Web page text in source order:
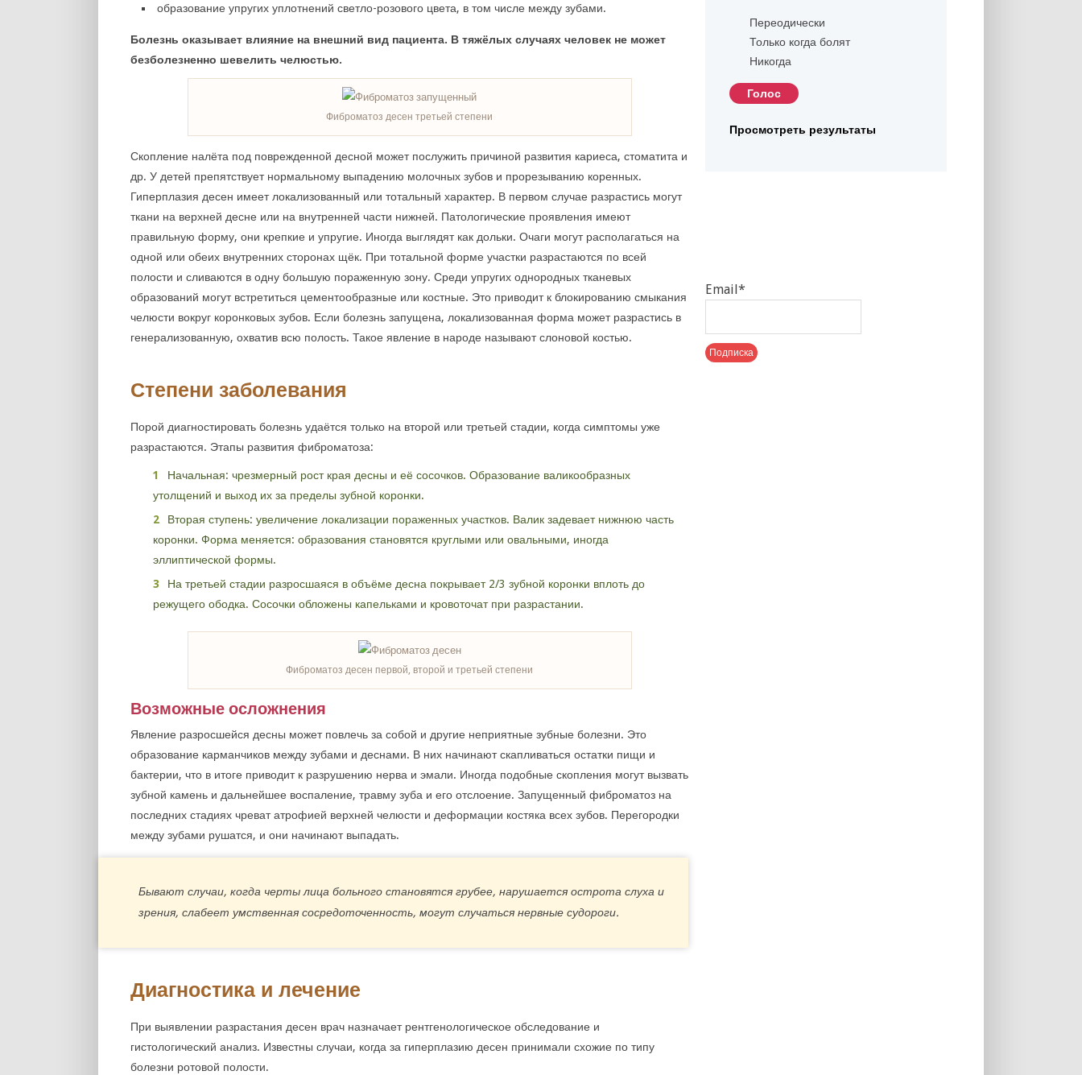
образование упругих уплотнений светло-розового цвета, в том числе между зубами.
Болезнь оказывает влияние на внешний вид пациента. В тяжёлых случаях человек не может
безболезненно шевелить челюстью.
Фиброматоз десен третьей степени
Скопление налёта под поврежденной десной может послужить причиной развития кариеса, стоматита и
др. У детей препятствует нормальному выпадению молочных зубов и прорезыванию коренных.
Гиперплазия десен имеет локализованный или тотальный характер. В первом случае разрастись могут
ткани на верхней десне или на внутренней части нижней. Патологические проявления имеют
правильную форму, они крепкие и упругие. Иногда выглядят как дольки. Очаги могут располагаться на
одной или обеих внутренних сторонах щёк. При тотальной форме участки разрастаются по всей
полости и сливаются в одну большую пораженную зону. Среди упругих однородных тканевых
образований могут встретиться цементообразные или костные. Это приводит к блокированию смыкания
челюсти вокруг коронковых зубов. Если болезнь запущена, локализованная форма может разрастись в
генерализованную, охватив всю полость. Такое явление в народе называют слоновой костью.
Степени заболевания
Порой диагностировать болезнь удаётся только на второй или третьей стадии, когда симптомы уже
разрастаются. Этапы развития фиброматоза:
Начальная: чрезмерный рост края десны и её сосочков. Образование валикообразных
утолщений и выход их за пределы зубной коронки.
Вторая ступень: увеличение локализации пораженных участков. Валик задевает нижнюю часть
коронки. Форма меняется: образования становятся круглыми или овальными, иногда
эллиптической формы.
На третьей стадии разросшаяся в объёме десна покрывает 2/3 зубной коронки вплоть до
режущего ободка. Сосочки обложены капельками и кровоточат при разрастании.
Фиброматоз десен первой, второй и третьей степени
Возможные осложнения
Явление разросшейся десны может повлечь за собой и другие неприятные зубные болезни. Это
образование карманчиков между зубами и деснами. В них начинают скапливаться остатки пищи и
бактерии, что в итоге приводит к разрушению нерва и эмали. Иногда подобные скопления могут вызвать
зубной камень и дальнейшее воспаление, травму зуба и его отслоение. Запущенный фиброматоз на
последних стадиях чреват атрофией верхней челюсти и деформации костяка всех зубов. Перегородки
между зубами рушатся, и они начинают выпадать.
Бывают случаи, когда черты лица больного становятся грубее, нарушается острота слуха и
зрения, слабеет умственная сосредоточенность, могут случаться нервные судороги.
Диагностика и лечение
При выявлении разрастания десен врач назначает рентгенологическое обследование и
гистологический анализ. Известны случаи, когда за гиперплазию десен принимали схожие по типу
болезни ротовой полости.
Переодически
Только когда болят
Никогда
Просмотреть результаты
Email*